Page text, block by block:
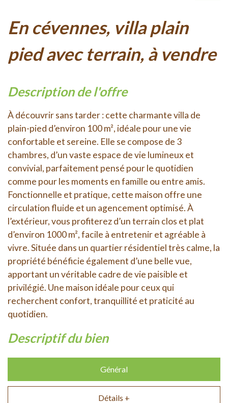
en cévennes, villa plain
pied avec terrain, à vendre
description de l'offre
À découvrir sans tarder : cette charmante villa de
plain-pied d’environ 100 m², idéale pour une vie
confortable et sereine. Elle se compose de 3
chambres, d’un vaste espace de vie lumineux et
convivial, parfaitement pensé pour le quotidien
comme pour les moments en famille ou entre amis.
Fonctionnelle et pratique, cette maison offre une
circulation fluide et un agencement optimisé. À
l’extérieur, vous profiterez d’un terrain clos et plat
d’environ 1000 m², facile à entretenir et agréable à
vivre. Située dans un quartier résidentiel très calme, la
propriété bénéficie également d’une belle vue,
apportant un véritable cadre de vie paisible et
privilégié. Une maison idéale pour ceux qui
recherchent confort, tranquillité et praticité au
quotidien.
descriptif du bien
Général
Détails +